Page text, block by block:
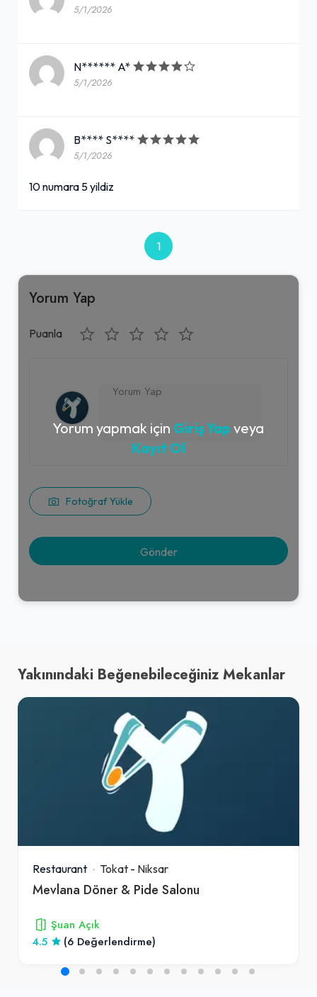
5/1/2026
N****** A*
5/1/2026
B**** S****
5/1/2026
10 numara 5 yildiz
1
Yorum Yap
Puanla
Fotoğraf Yükle
Yorum yapmak için Giriş Yap veya
Kayıt Ol
Yakınındaki Beğenebileceğiniz Mekanlar
Restaurant Tokat - Niksar
Mevlana Döner & Pide Salonu
Şuan Açık
4.5
(6 Değerlendirme)